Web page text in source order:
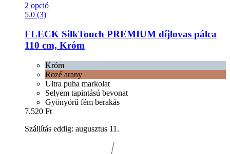
2 opció
5.0 (3)
FLECK SilkTouch PREMIUM díjlovas pálca
110 cm, Króm
Króm
Rozé arany
Ultra puha markolat
Selyem tapintású bevonat
Gyönyörű fém berakás
7.520 Ft
Szállítás eddig: augusztus 11.